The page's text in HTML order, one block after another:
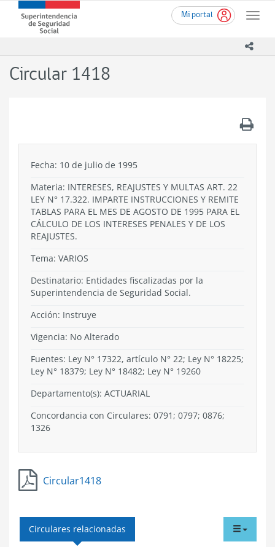
contenido
Mi portal
Toggle
Superintendencia
de
-
Circular 1418
Fecha: 10 de julio de 1995
Materia: INTERESES, REAJUSTES Y MULTAS ART. 22
LEY N° 17.322. IMPARTE INSTRUCCIONES Y REMITE
TABLAS PARA EL MES DE AGOSTO DE 1995 PARA EL
CÁLCULO DE LOS INTERESES PENALES Y DE LOS
REAJUSTES.
Tema: VARIOS
Destinatario: Entidades fiscalizadas por la
Superintendencia de Seguridad Social.
Acción: Instruye
Vigencia: No Alterado
Fuentes: Ley N° 17322, artículo N° 22; Ley N° 18225;
Ley N° 18379; Ley N° 18482; Ley N° 19260
Departamento(s): ACTUARIAL
Concordancia con Circulares: 0791; 0797; 0876;
1326
Circular1418
menu
Circulares relacionadas